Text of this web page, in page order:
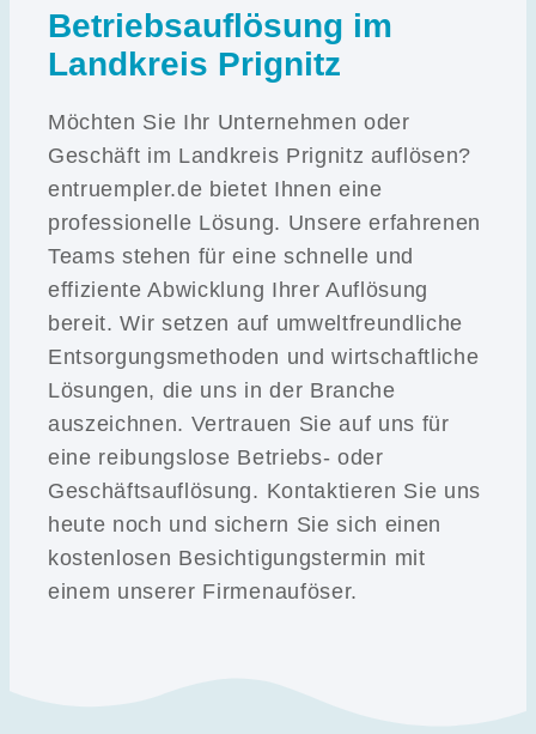
Betriebsauflösung im
Landkreis Prignitz
Möchten Sie Ihr Unternehmen oder
Geschäft im Landkreis Prignitz auflösen?
entruempler.de bietet Ihnen eine
professionelle Lösung. Unsere erfahrenen
Teams stehen für eine schnelle und
effiziente Abwicklung Ihrer Auflösung
bereit. Wir setzen auf umweltfreundliche
Entsorgungsmethoden und wirtschaftliche
Lösungen, die uns in der Branche
auszeichnen. Vertrauen Sie auf uns für
eine reibungslose Betriebs- oder
Geschäftsauflösung. Kontaktieren Sie uns
heute noch und sichern Sie sich einen
kostenlosen Besichtigungstermin mit
einem unserer Firmenauföser.